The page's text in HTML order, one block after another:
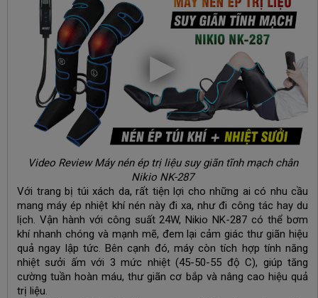
Video Review Máy nén ép trị liệu suy giãn tĩnh mạch chân
Nikio NK-287
Với trang bị túi xách da, rất tiện lợi cho những ai có nhu cầu
mang máy ép nhiệt khí nén này đi xa, như đi công tác hay du
lịch. Vận hành với công suất 24W, Nikio NK-287 có thể bơm
khí nhanh chóng và mạnh mẽ, đem lại cảm giác thư giãn hiệu
quả ngay lập tức. Bên cạnh đó, máy còn tích hợp tính năng
nhiệt sưởi ấm với 3 mức nhiệt (45-50-55 độ C), giúp tăng
cường tuần hoàn máu, thư giãn cơ bắp và nâng cao hiệu quả
trị liệu.